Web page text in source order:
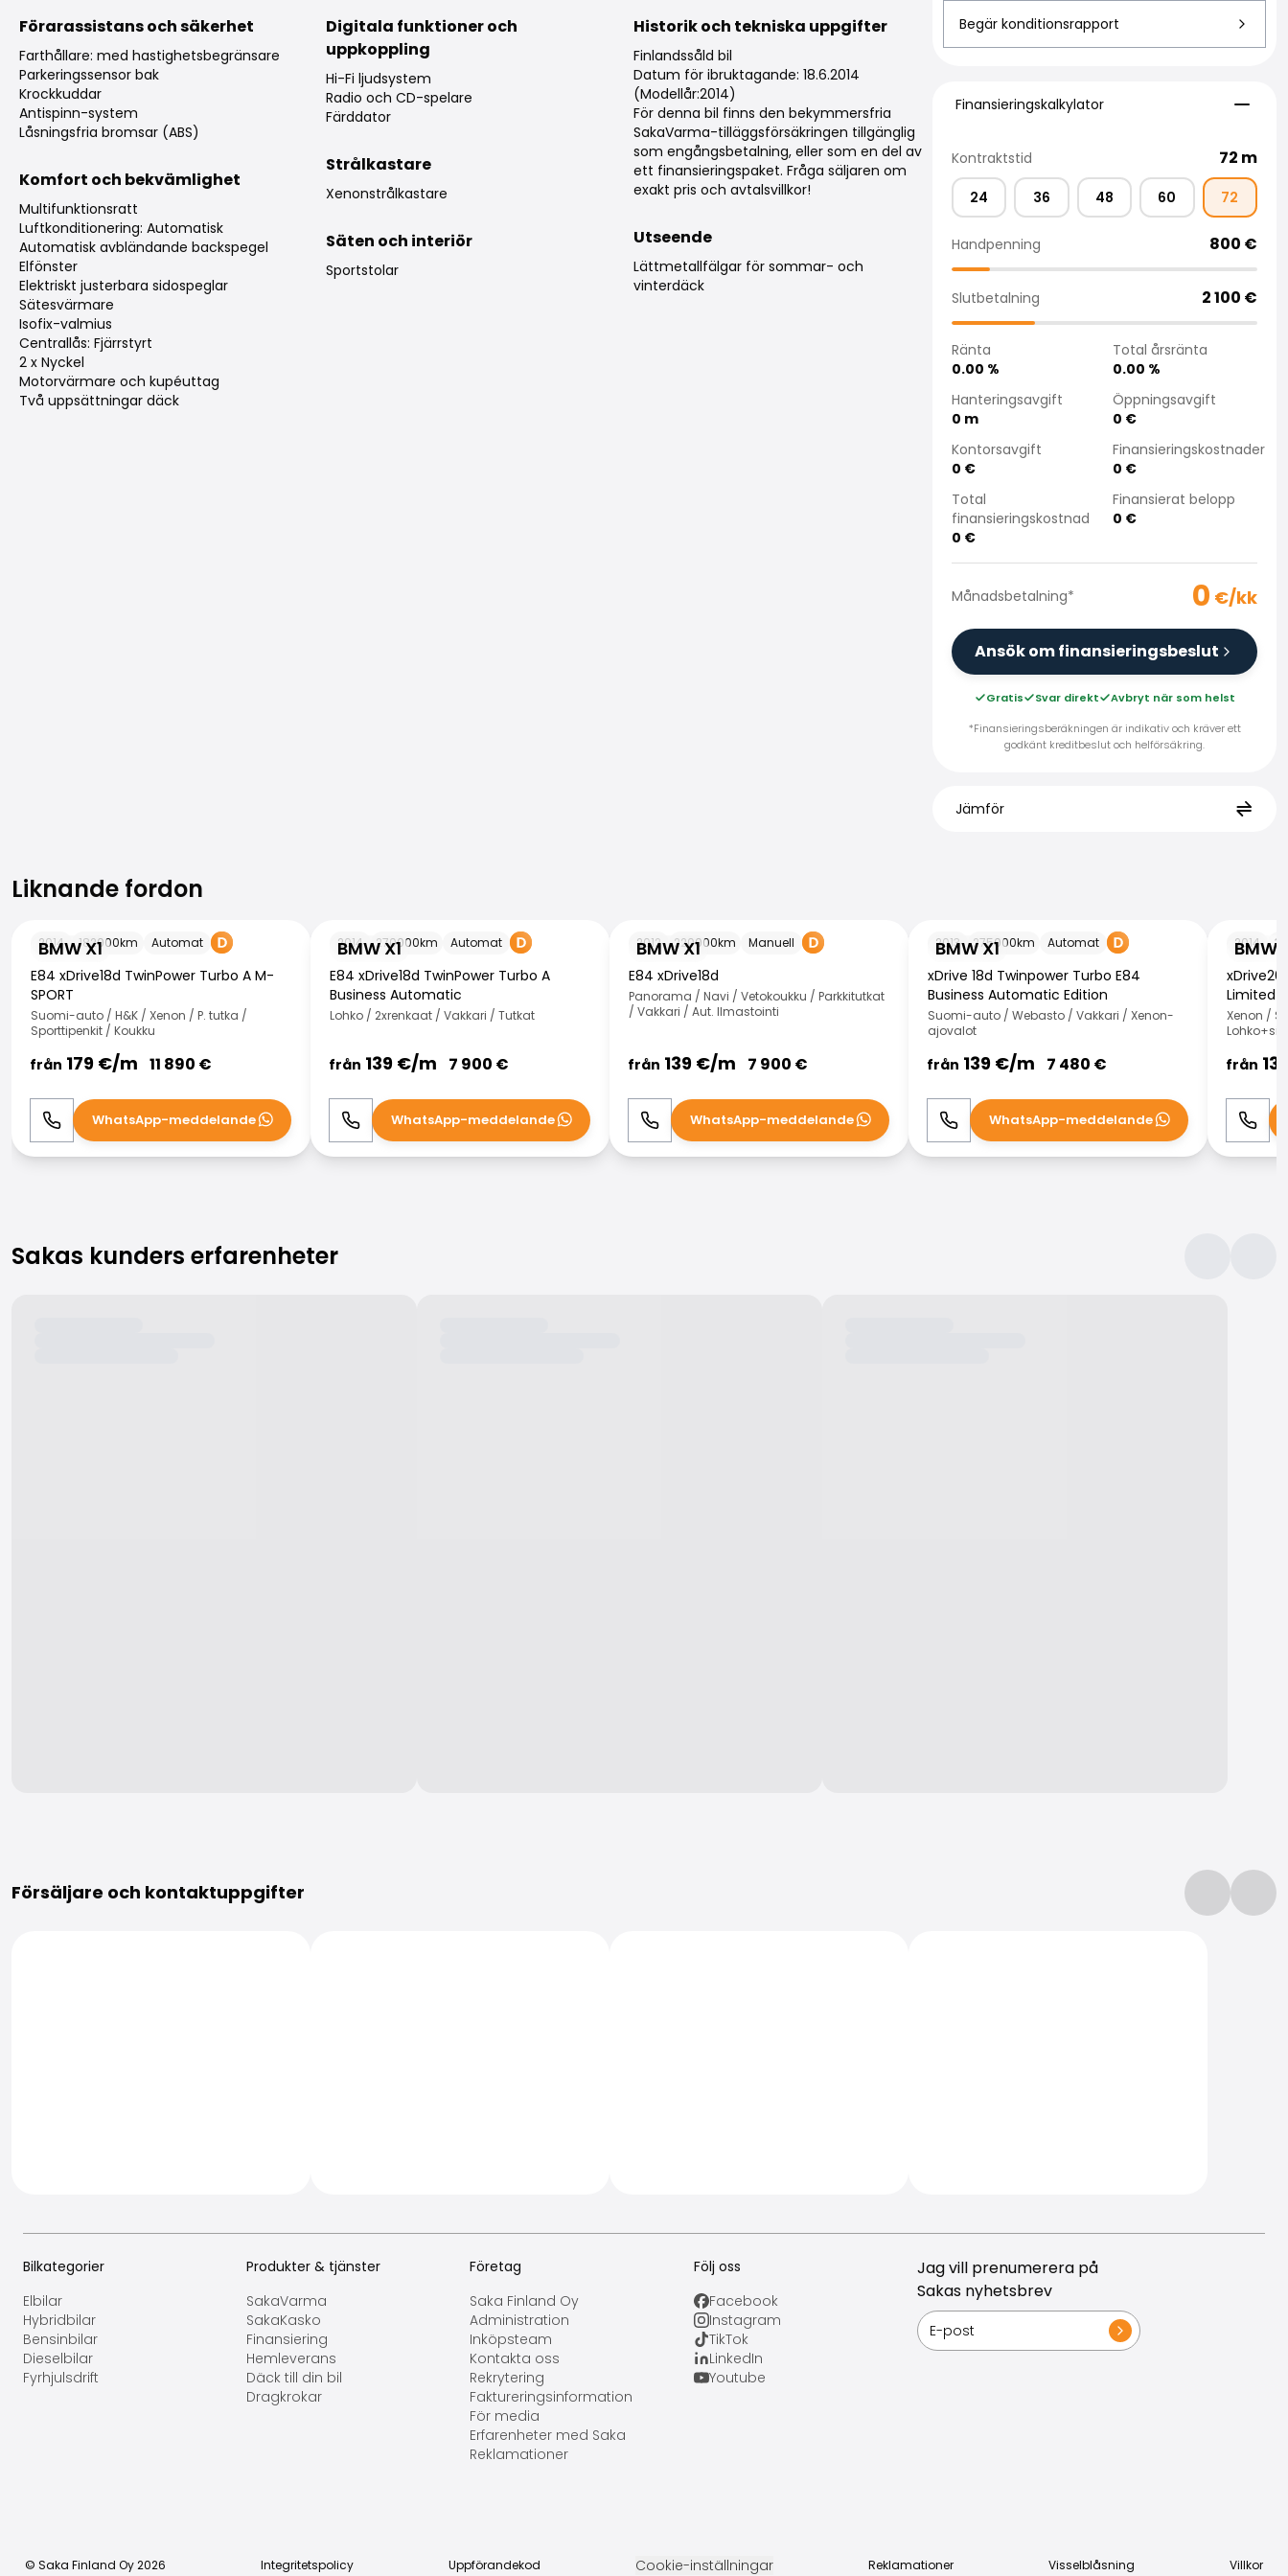
Förarassistans och säkerhet
Farthållare: med hastighetsbegränsare
Parkeringssensor bak
Krockkuddar
Antispinn-system
Låsningsfria bromsar (ABS)
Komfort och bekvämlighet
Multifunktionsratt
Luftkonditionering: Automatisk
Automatisk avbländande backspegel
Elfönster
Elektriskt justerbara sidospeglar
Sätesvärmare
Isofix-valmius
Centrallås: Fjärrstyrt
2 x Nyckel
Motorvärmare och kupéuttag
Två uppsättningar däck
Digitala funktioner och
uppkoppling
Hi-Fi ljudsystem
Radio och CD-spelare
Färddator
Strålkastare
Xenonstrålkastare
Säten och interiör
Sportstolar
Historik och tekniska uppgifter
Finlandssåld bil
Datum för ibruktagande: 18.6.2014
(Modellår:2014)
För denna bil finns den bekymmersfria
SakaVarma-tilläggsförsäkringen tillgänglig
som engångsbetalning, eller som en del av
ett finansieringspaket. Fråga säljaren om
exakt pris och avtalsvillkor!
Utseende
Lättmetallfälgar för sommar- och
vinterdäck
Begär konditionsrapport
Finansieringskalkylator
Finansieringskalkylator
Kontraktstid 72 m
24 36 48 60 72
Handpenning 800 €
Slutbetalning 2 100 €
Ränta
0.00 %
Total årsränta
0.00 %
Hanteringsavgift
0 m
Öppningsavgift
0 €
Kontorsavgift
0 €
Finansieringskostnader
0 €
Total
finansieringskostnad
0 €
Finansierat belopp
0 €
Månadsbetalning* 0 €/kk
Ansök om finansieringsbeslut
Gratis Svar direkt
Avbryt när som helst
*Finansieringsberäkningen är indikativ och kräver ett
godkänt kreditbeslut och helförsäkring.
Jämför
Liknande fordon
Liknande fordon
BMW X1
2014 182000km Automat
E84 xDrive18d TwinPower Turbo A M-
SPORT
Suomi-auto / H&K / Xenon / P. tutka /
Sporttipenkit / Koukku
från 179 €/m 11 890 €
Ring WhatsApp
WhatsApp-meddelande
BMW X1
2014 270000km Automat
E84 xDrive18d TwinPower Turbo A
Business Automatic
Lohko / 2xrenkaat / Vakkari / Tutkat
från 139 €/m 7 900 €
Ring WhatsApp
WhatsApp-meddelande
BMW X1
2012 220000km Manuell
E84 xDrive18d
Panorama / Navi / Vetokoukku / Parkkitutkat
/ Vakkari / Aut. Ilmastointi
från 139 €/m 7 900 €
Ring WhatsApp
WhatsApp-meddelande
BMW X1
2013 275000km Automat
xDrive 18d Twinpower Turbo E84
Business Automatic Edition
Suomi-auto / Webasto / Vakkari / Xenon-
ajovalot
från 139 €/m 7 480 €
Ring WhatsApp
WhatsApp-meddelande
BMW
2014
Limited
Xenon /
från
Ring
Sakas kunders erfarenheter
Försäljare och kontaktuppgifter
Bilkategorier
Elbilar
Hybridbilar
Bensinbilar
Dieselbilar
Fyrhjulsdrift
Produkter & tjänster
SakaVarma
SakaKasko
Finansiering
Hemleverans
Däck till din bil
Dragkrokar
Företag
Saka Finland Oy
Administration
Inköpsteam
Kontakta oss
Rekrytering
Faktureringsinformation
För media
Erfarenheter med Saka
Reklamationer
Följ oss
Facebook
Instagram
TikTok
LinkedIn
Youtube
Jag vill prenumerera på
Sakas nyhetsbrev
© Saka Finland Oy2026 Integritetspolicy Uppförandekod Cookie-inställningar Reklamationer Visselblåsning Villkor